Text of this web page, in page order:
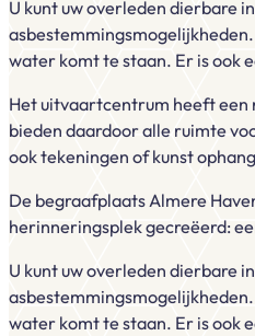
U kunt uw overleden dierbare
water komt te staan. Er is ook
Het uitvaartcentrum heeft een
bieden daardoor alle ruimte
ook tekeningen of kunst
De begraafplaats Almere
herinneringsplek gecreëerd:
U kunt uw overleden dierbare
water komt te staan. Er is ook